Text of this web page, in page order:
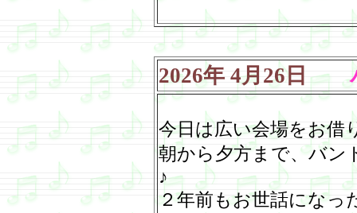
2026年 4月 26日 バ
今日は広い会場をお借
朝から夕方まで、バン
♪
２年前もお世話になっ